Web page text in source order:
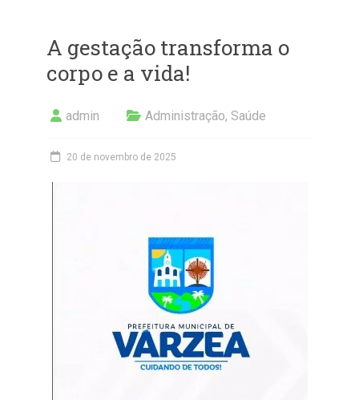
A gestação transforma o
corpo e a vida!
admin Administração, Saúde
20 de novembro de 2025